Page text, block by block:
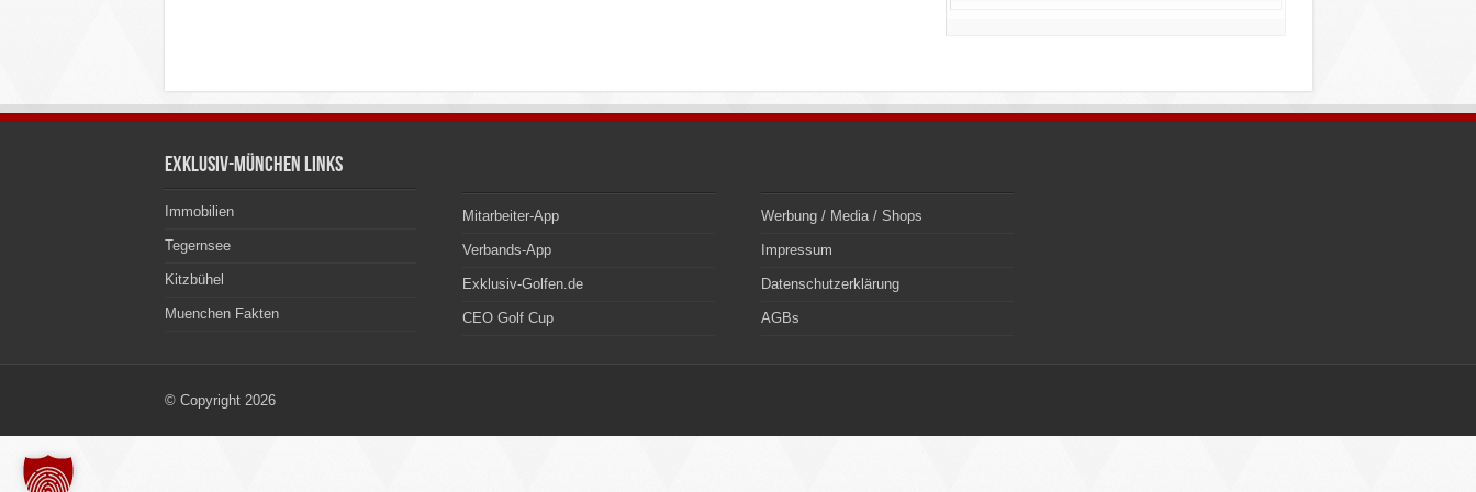
Exklusiv-München Links
Immobilien
Tegernsee
Kitzbühel
Muenchen Fakten
Mitarbeiter-App
Verbands-App
Exklusiv-Golfen.de
CEO Golf Cup
Werbung / Media / Shops
Impressum
Datenschutzerklärung
AGBs
© Copyright 2026